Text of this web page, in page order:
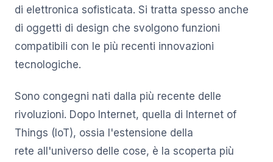
di elettronica sofisticata. Si tratta spesso anche
di oggetti di design che svolgono funzioni
compatibili con le più recenti innovazioni
tecnologiche.
Sono congegni nati dalla più recente delle
rivoluzioni. Dopo Internet, quella di Internet of
Things (IoT), ossia l'estensione della
rete all'universo delle cose, è la scoperta più